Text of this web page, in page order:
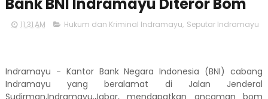
Bank BNI Indramayu Diteror Bom
11:31 AM Hukum dan Kriminal Indramayu, Seputar Indramayu
Indramayu - Kantor Bank Negara Indonesia (BNI) cabang
Indramayu yang beralamat di Jalan Jenderal